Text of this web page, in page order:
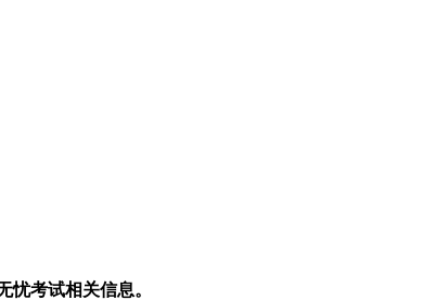
考试相关信息。